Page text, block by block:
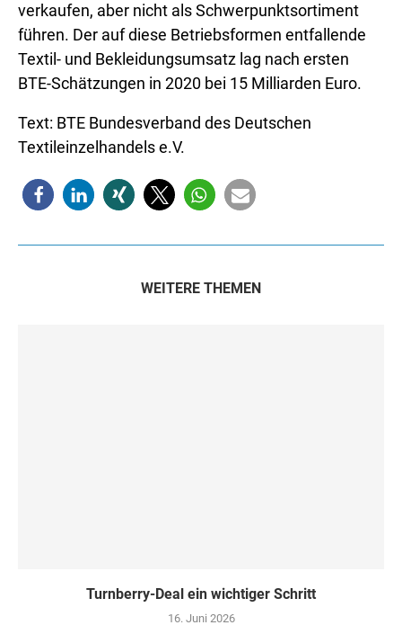
verkaufen, aber nicht als Schwerpunktsortiment
führen. Der auf diese Betriebsformen entfallende
Textil- und Bekleidungsumsatz lag nach ersten
BTE-Schätzungen in 2020 bei 15 Milliarden Euro.
Text: BTE Bundesverband des Deutschen
Textileinzelhandels e.V.
WEITERE THEMEN
Turn­ber­ry-Deal ein wich­ti­ger Schritt
16. Juni 2026